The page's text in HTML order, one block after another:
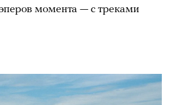
момента — с треками